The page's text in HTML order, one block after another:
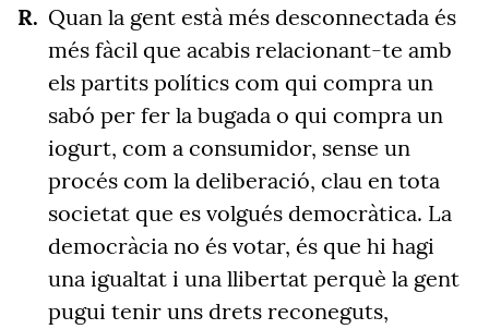
Quan la gent està més desconnectada és
més fàcil que acabis relacionant-te amb
els partits polítics com qui compra un
sabó per fer la bugada o qui compra un
iogurt, com a consumidor, sense un
procés com la deliberació, clau en tota
societat que es volgués democràtica. La
democràcia no és votar, és que hi hagi
una igualtat i una llibertat perquè la gent
pugui tenir uns drets reconeguts,